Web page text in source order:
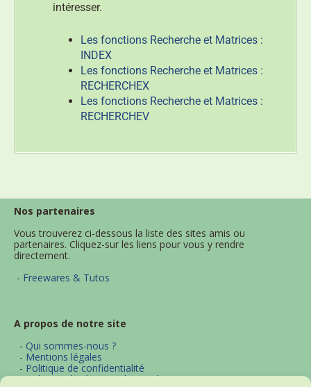
intéresser.
Les fonctions Recherche et Matrices :
INDEX
Les fonctions Recherche et Matrices :
RECHERCHEX
Les fonctions Recherche et Matrices :
RECHERCHEV
Nos partenaires
Vous trouverez ci-dessous la liste des sites amis ou
partenaires. Cliquez-sur les liens pour vous y rendre
directement.
- Freewares & Tutos
A propos de notre site
- Qui sommes-nous ?
- Mentions légales
- Politique de confidentialité
-Politique d'utilisation des cookies